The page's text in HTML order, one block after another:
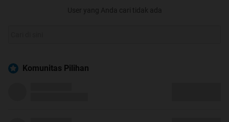
User yang Anda cari tidak ada
Komunitas Pilihan